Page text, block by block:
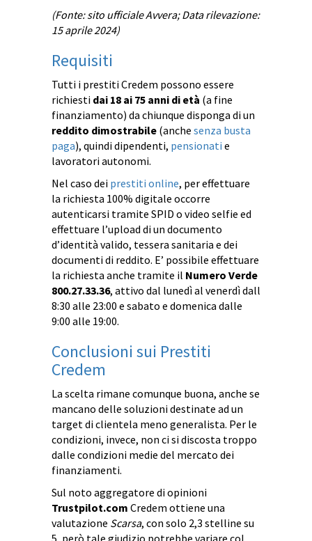
(Fonte: sito ufficiale Avvera; Data rilevazione:
15 aprile 2024)
Requisiti
Tutti i prestiti Credem possono essere
richiesti dai 18 ai 75 anni di età (a fine
finanziamento) da chiunque disponga di un
reddito dimostrabile (anche senza busta
paga), quindi dipendenti, pensionati e
lavoratori autonomi.
Nel caso dei prestiti online, per effettuare
la richiesta 100% digitale occorre
autenticarsi tramite SPID o video selfie ed
effettuare l’upload di un documento
d’identità valido, tessera sanitaria e dei
documenti di reddito. E’ possibile effettuare
la richiesta anche tramite il Numero Verde
800.27.33.36, attivo dal lunedì al venerdì dall
8:30 alle 23:00 e sabato e domenica dalle
9:00 alle 19:00.
Conclusioni sui Prestiti
Credem
La scelta rimane comunque buona, anche se
mancano delle soluzioni destinate ad un
target di clientela meno generalista. Per le
condizioni, invece, non ci si discosta troppo
dalle condizioni medie del mercato dei
finanziamenti.
Sul noto aggregatore di opinioni
Trustpilot.com Credem ottiene una
valutazione Scarsa, con solo 2,3 stelline su
5, però tale giudizio potrebbe variare col